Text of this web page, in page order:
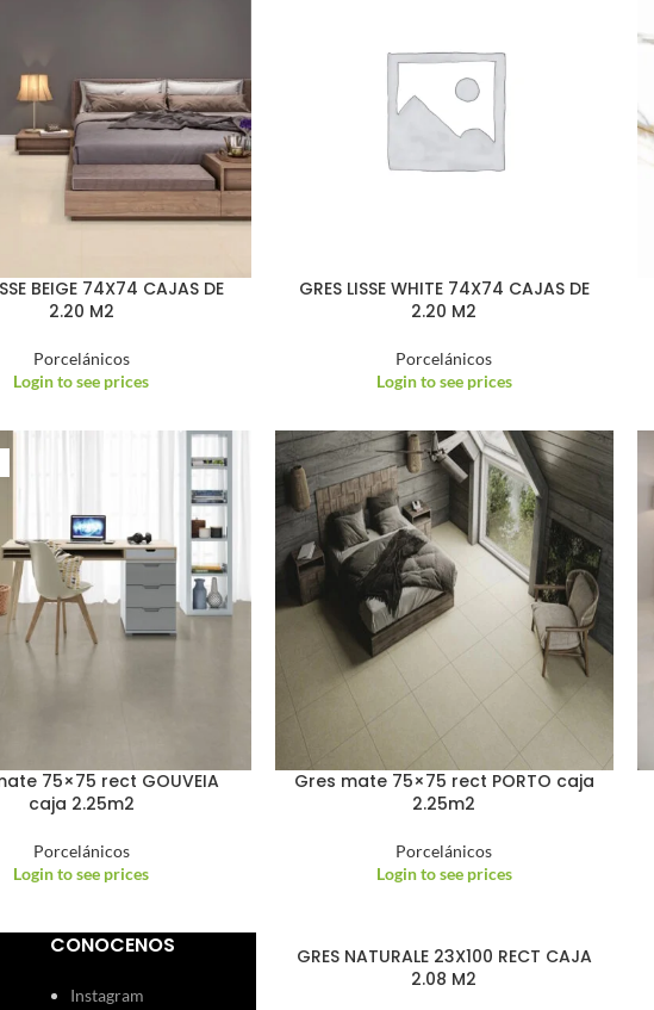
BEIGE 74X74 CAJAS DE
2.20 M2
Porcelánicos
Login to see prices
GRES LISSE WHITE 74X74 CAJAS DE
2.20 M2
Porcelánicos
Login to see prices
75×75 rect GOUVEIA
caja 2.25m2
Porcelánicos
Login to see prices
Gres mate 75×75 rect PORTO caja
2.25m2
Porcelánicos
Login to see prices
GRIGIO 23X100 RECT
GRES NATURALE 23X100 RECT CAJA
2.08 M2
CONOCENOS
Instagram